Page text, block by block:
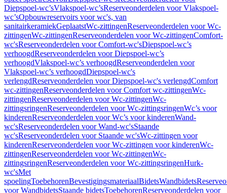
Diepspoel-wc’sVlakspoel-wc’sReserveonderdelen voor Vlakspoel-
wc’sOpbouwreservoirs voor wc's, van
sanitairkeramiekGeplaatstWc-zittingenReserveonderdelen voor Wc-
zittingenWc-zittingenReserveonderdelen voor Wc-zittingenComfort-
wc'sReserveonderdelen voor Comfort-wc'sDiepspoel-wc’s
verhoogdReserveonderdelen voor Diepspoel-wc’s
verhoogdVlakspoel-wc’s verhoogdReserveonderdelen voor
Vlakspoel-wc’s verhoogdDiepspoel-wc's
verlengdReserveonderdelen voor Diepspoel-wc's verlengdComfort
wc-zittingenReserveonderdelen voor Comfort wc-zittingenWc-
zittingenReserveonderdelen voor Wc-zittingenWc-
zittingsringenReserveonderdelen voor Wc-zittingsringenWc’s voor
kinderenReserveonderdelen voor Wc’s voor kinderenWand-
wc'sReserveonderdelen voor Wand-wc'sStaande
wc'sReserveonderdelen voor Staande wc'sWc-zittingen voor
kinderenReserveonderdelen voor Wc-zittingen voor kinderenWc-
zittingenReserveonderdelen voor Wc-zittingenWc-
zittingsringenReserveonderdelen voor Wc-zittingsringenHurk-
wc'sMet
spoelingToebehorenBevestigingsmateriaalBidetsWandbidets
voor WandbidetsStaande bidetsToebehorenReserveonderdelen voor